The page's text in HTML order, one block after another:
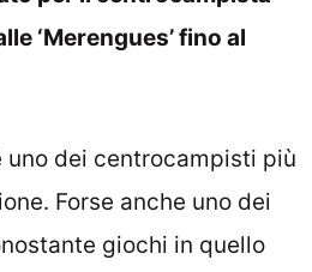
‘Merengues’ fino al
uno dei centrocampisti più
Forse anche uno dei
giochi in quello